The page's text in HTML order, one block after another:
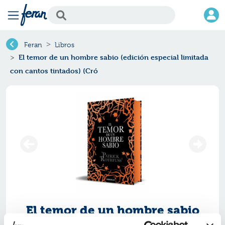
Feran Libros
El temor de un hombre sabio (edición especial limitada
con cantos tintados) (Cró
El temor de un hombre sabio